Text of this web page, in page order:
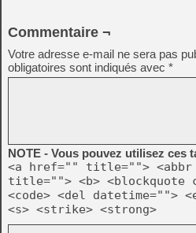
Commentaire ¬
Votre adresse e-mail ne sera pas
obligatoires sont indiqués avec *
NOTE - Vous pouvez utilisez ces
<a href="" title=""> <abbr
title=""> <b> <blockquote
<code> <del datetime="">
<s> <strike> <strong>